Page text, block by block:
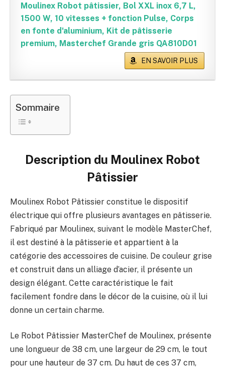
Moulinex Robot pâtissier, Bol XXL inox 6,7 L,
1500 W, 10 vitesses + fonction Pulse, Corps
en fonte d'aluminium, Kit de pâtisserie
premium, Masterchef Grande gris QA810D01
EN SAVOIR PLUS
Sommaire
Description du Moulinex Robot
Pâtissier
Moulinex Robot Pâtissier constitue le dispositif
électrique qui offre plusieurs avantages en pâtisserie.
Fabriqué par Moulinex, suivant le modèle MasterChef,
il est destiné à la pâtisserie et appartient à la
catégorie des accessoires de cuisine. De couleur grise
et construit dans un alliage d’acier, il présente un
design élégant. Cette caractéristique le fait
facilement fondre dans le décor de la cuisine, où il lui
donne un certain charme.
Le Robot Pâtissier MasterChef de Moulinex, présente
une longueur de 38 cm, une largeur de 29 cm, le tout
pour une hauteur de 37 cm. Du haut de ces 37 cm,